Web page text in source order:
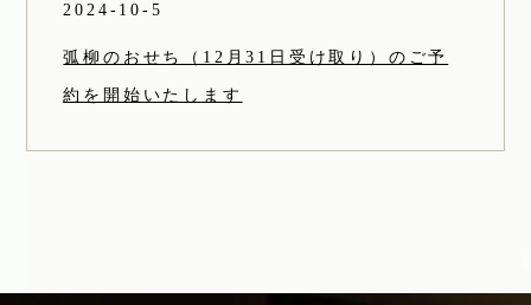
2024-10-5
弧柳のおせち（12月31日受け取り）のご予
約を開始いたします